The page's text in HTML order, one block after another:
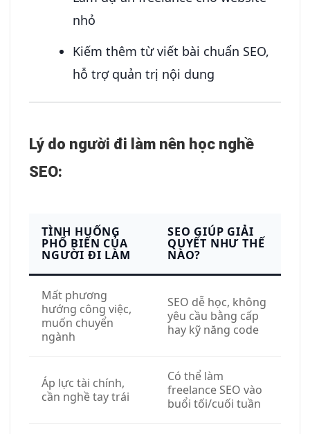
nhỏ
Kiếm thêm từ viết bài chuẩn SEO,
hỗ trợ quản trị nội dung
Lý do người đi làm nên học nghề
SEO:
TÌNH HUỐNG
PHỔ BIẾN CỦA
NGƯỜI ĐI LÀM
SEO GIÚP GIẢI
QUYẾT NHƯ THẾ
NÀO?
Mất phương
hướng công việc,
muốn chuyển
ngành
SEO dễ học, không
yêu cầu bằng cấp
hay kỹ năng code
Áp lực tài chính,
cần nghề tay trái
Có thể làm
freelance SEO vào
buổi tối/cuối tuần